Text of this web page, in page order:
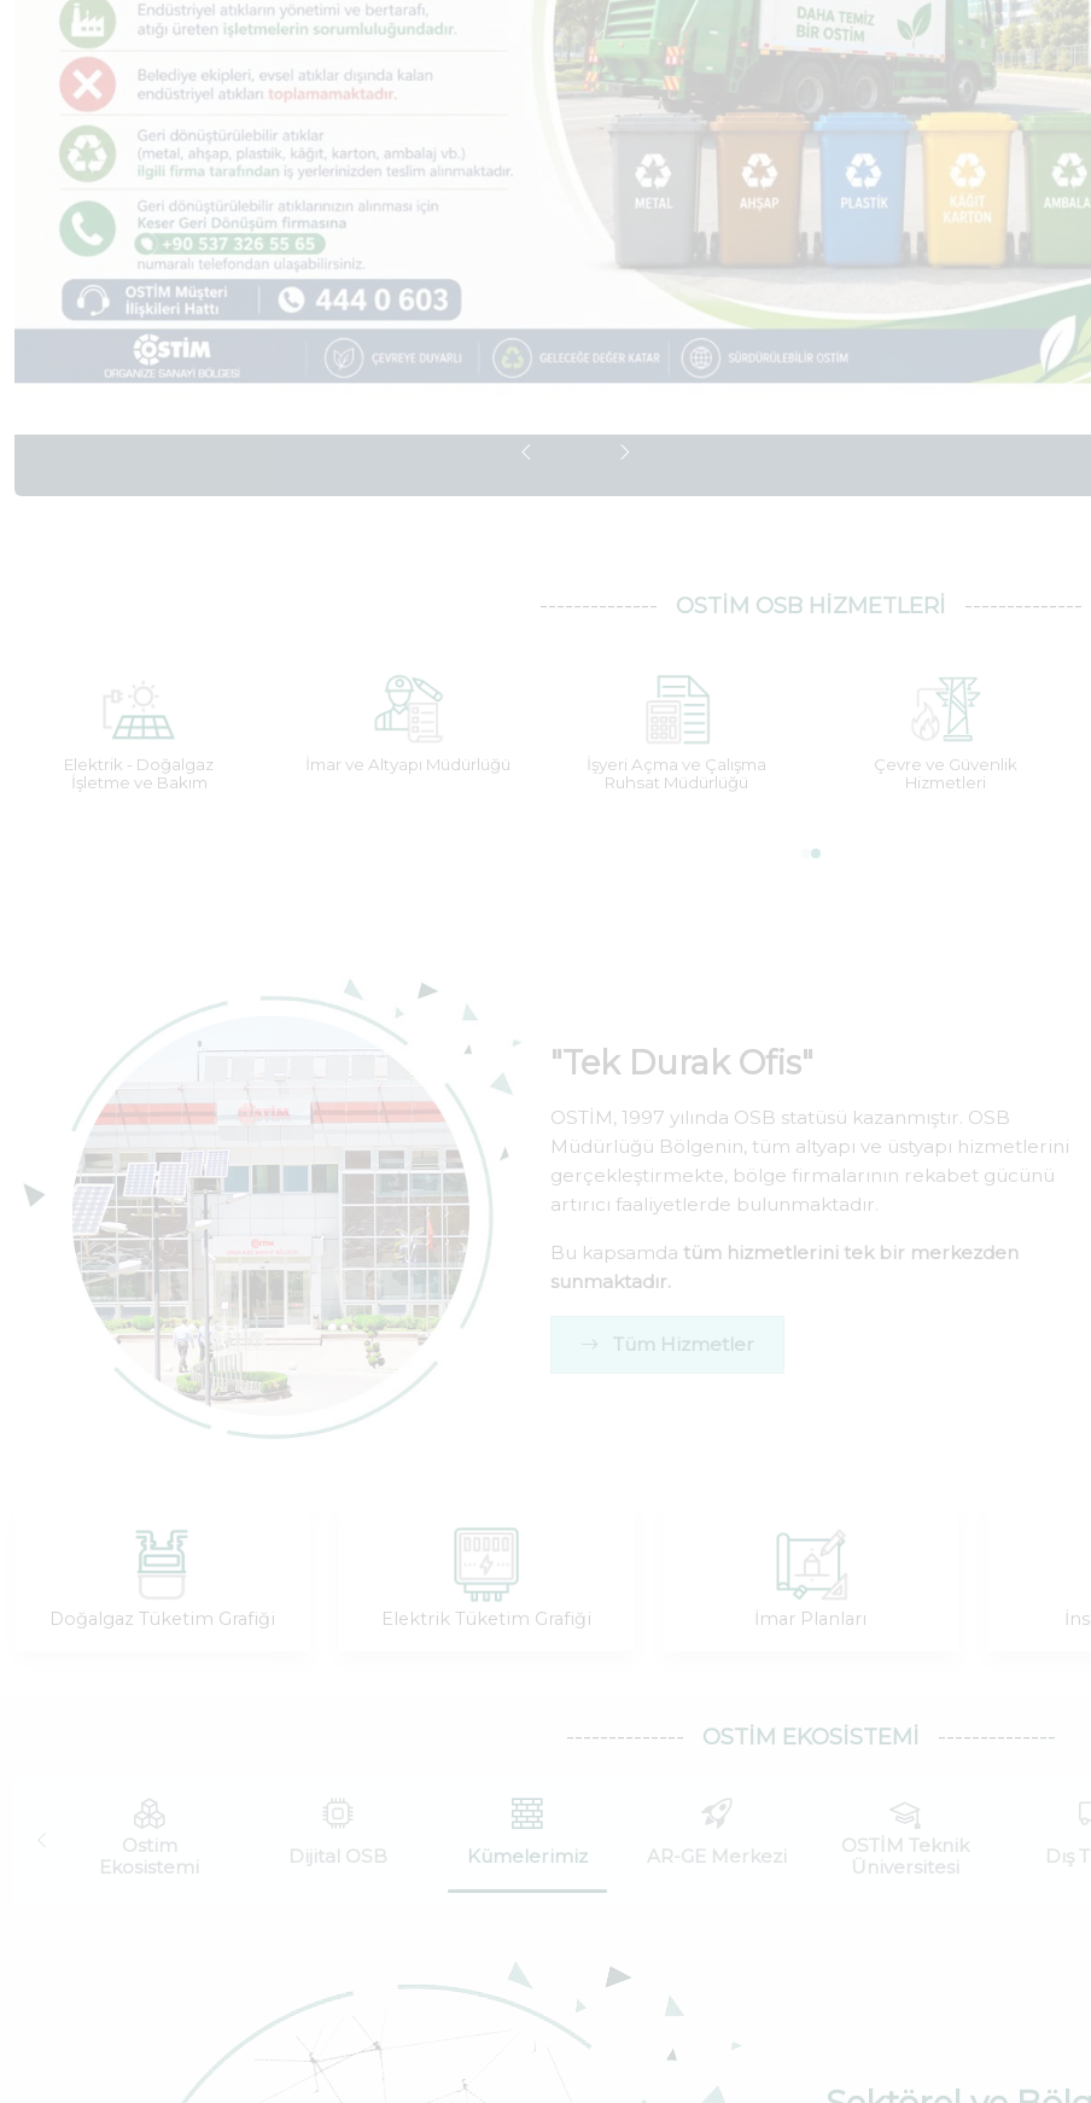
OSTİM OSB HIZMETLERI
Elektrik - Doğalgaz
İşletme ve Bakım
İmar ve Altyapı Müdürlüğü
İşyeri Açma ve Çalışma
Ruhsat Müdürlüğü
Çevre ve Güvenlik
Hizmetleri
"Tek Durak Ofis"
OSTİM, 1997 yılında OSB statüsü kazanmıştır. OSB
Müdürlüğü Bölgenin, tüm altyapı ve üstyapı hizmetlerini
gerçekleştirmekte, bölge firmalarının rekabet gücünü
artırıcı faaliyetlerde bulunmaktadır.
Bu kapsamda tüm hizmetlerini tek bir merkezden
sunmaktadır.
Tüm Hizmetler
Doğalgaz Tüketim Grafiği Elektrik Tüketim Grafiği İmar Planları
OSTİM EKOSISTEMI
Ostim
Ekosistemi
Dijital OSB Kümelerimiz AR-GE Merkezi
OSTİM Teknik
Üniversitesi
Dış